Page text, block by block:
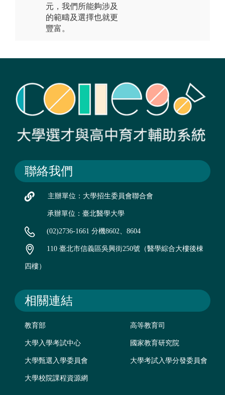
元，我們所能夠涉及
的範疇及選擇也就更
豐富。
聯絡我們
主辦單位：大學招生委員會聯合會
承辦單位：臺北醫學大學
(02)2736-1661 分機8602、8604
110 臺北市信義區吳興街250號（醫學綜合大樓後棟
四樓）
相關連結
教育部 高等教育司
大學入學考試中心 國家教育研究院
大學甄選入學委員會 大學考試入學分發委員會
大學校院課程資源網